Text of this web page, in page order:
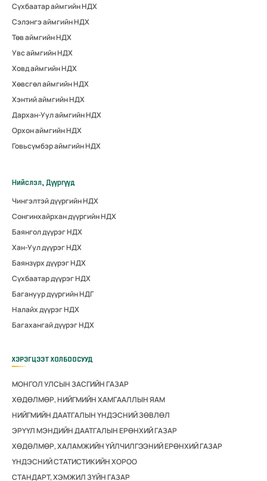
Сүхбаатар аймгийн НДХ
Сэлэнгэ аймгийн НДХ
Төв аймгийн НДХ
Увс аймгийн НДХ
Ховд аймгийн НДХ
Хөвсгөл аймгийн НДХ
Хэнтий аймгийн НДХ
Дархан-Уул аймгийн НДХ
Орхон аймгийн НДХ
Говьсүмбэр аймгийн НДХ
Нийслэл, Дүүргүүд
Чингэлтэй дүүргийн НДХ
Сонгинхайрхан дүүргийн НДХ
Баянгол дүүрэг НДХ
Хан-Уул дүүрэг НДХ
Баянзүрх дүүрэг НДХ
Сүхбаатар дүүрэг НДХ
Багануур дүүргийн НДГ
Налайх дүүрэг НДХ
Багахангай дүүрэг НДХ
ХЭРЭГЦЭЭТ ХОЛБООСУУД
МОНГОЛ УЛСЫН ЗАСГИЙН ГАЗАР
ХӨДӨЛМӨР, НИЙГМИЙН ХАМГААЛЛЫН ЯАМ
НИЙГМИЙН ДААТГАЛЫН ҮНДЭСНИЙ ЗӨВЛӨЛ
ЭРҮҮЛ МЭНДИЙН ДААТГАЛЫН ЕРӨНХИЙ ГАЗАР
ХӨДӨЛМӨР, ХАЛАМЖИЙН ҮЙЛЧИЛГЭЭНИЙ ЕРӨНХИЙ ГАЗАР
ҮНДЭСНИЙ СТАТИСТИКИЙН ХОРОО
СТАНДАРТ, ХЭМЖИЛ ЗҮЙН ГАЗАР